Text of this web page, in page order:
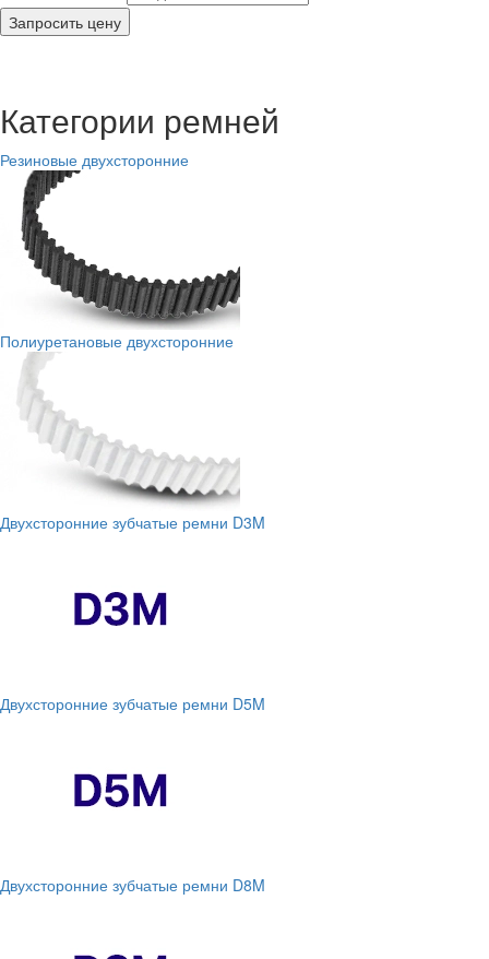
Запросить цену
Категории ремней
Резиновые двухсторонние
Полиуретановые двухсторонние
Двухсторонние зубчатые ремни D3M
Двухсторонние зубчатые ремни D5M
Двухсторонние зубчатые ремни D8M